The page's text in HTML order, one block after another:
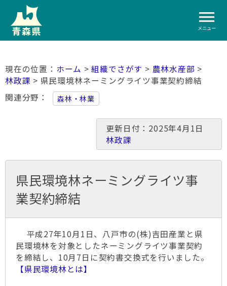
メニュー
ホーム >組織でさがす > 農林水産部 >
林政課 > 県民環境林ネーミングライツ事業契約締結
関連分野
森林・林業
更新日付：2025年4月1日
林政課
県民環境林ネーミングライツ事
業契約締結
平成27年10月1日、八戸市の(株)吉田産業と県
民環境林を対象としたネーミングライツ事業契約
を締結し、10月7日に契約書交換式を行いました。
【県民環境林とは】